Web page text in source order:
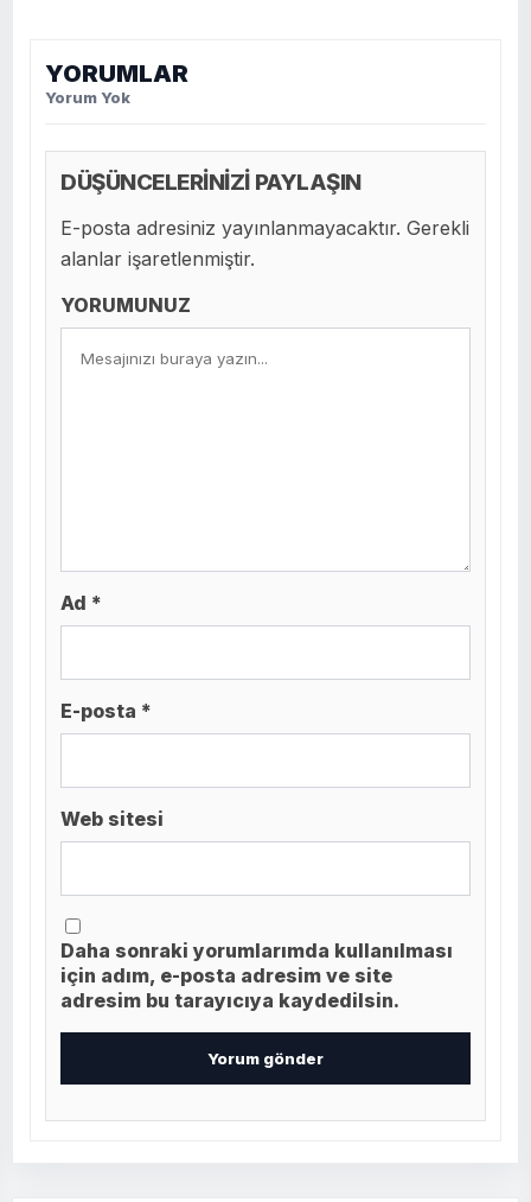
YORUMLAR
Yorum Yok
DÜŞÜNCELERİNİZİ PAYLAŞIN
E-posta adresiniz yayınlanmayacaktır. Gerekli
alanlar işaretlenmiştir.
YORUMUNUZ
Ad *
E-posta *
Web sitesi
Daha sonraki yorumlarımda kullanılması
için adım, e-posta adresim ve site
adresim bu tarayıcıya kaydedilsin.